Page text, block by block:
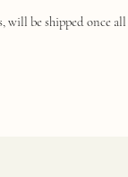
be shipped once all